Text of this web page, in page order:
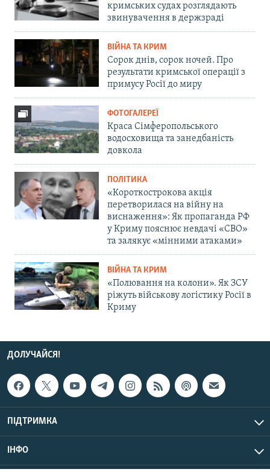
кримських судах розглядають
звинувачення в держзраді
ВІЙНА ТА КРИМ
Сорок днів, сорок ночей. Про
результати кримської операції з
примусу Росії до миру
ФОТОГАЛЕРЕЇ
Краса Сімферопольського
водосховища та занедбаність
довкола
ПОЛІТИКА
«Короткострокова акція
перетворилася на війну на
виснаження»: Як пропаганда РФ
у Криму пояснює невдачі «СВО»
та залякує «мінними атаками»
ВІЙНА ТА КРИМ
«Полювання на колони». Як ЗСУ
ріжуть військову логістику Росії в
Криму
ДОЛУЧАЙСЯ!
ПІДТРИМКА
ІНФО